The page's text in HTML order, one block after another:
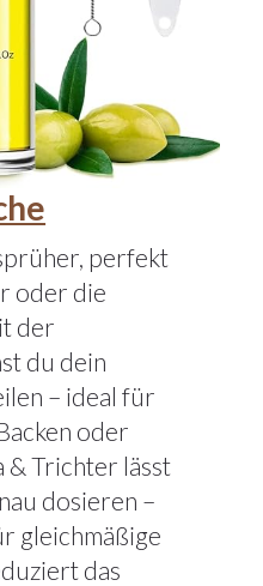
perfekt
oder die
der
du dein
– ideal für
oder
& Trichter lässt
dosieren –
gleichmäßige
das